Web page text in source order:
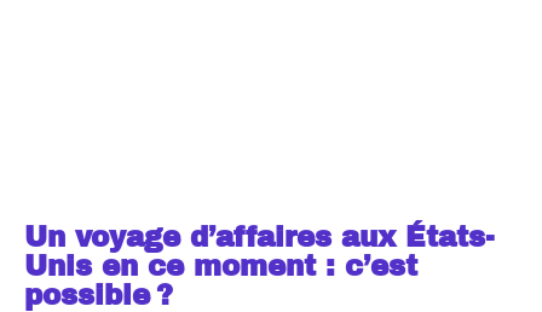
Un voyage d’affaires aux États-
Unis en ce moment : c’est
possible ?